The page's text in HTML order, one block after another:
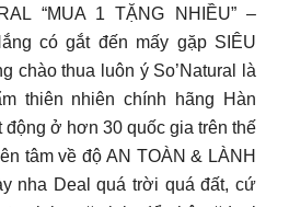
“MUA 1 TẶNG NHIỀU” –
có gắt đến mấy gặp SIÊU
chào thua luôn ý So’Natural là
thiên nhiên chính hãng Hàn
động ở hơn 30 quốc gia trên thế
tâm về độ AN TOÀN & LÀNH
nha Deal quá trời quá đất, cứ